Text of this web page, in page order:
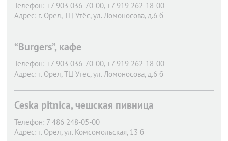
Телефон: +7 903 036-70-00, +7 919 262-18-00
Адрес: г. Орел, ТЦ Утёс, ул. Ломоносова, д.6 б
“Burgers”, кафе
Телефон: +7 903 036-70-00, +7 919 262-18-00
Адрес: г. Орел, ТЦ Утёс, ул. Ломоносова, д.6 б
Ceska pitnica, чешская пивница
Телефон: 7 486 248-05-00
Адрес: г. Орел, ул. Комсомольская, 13 б